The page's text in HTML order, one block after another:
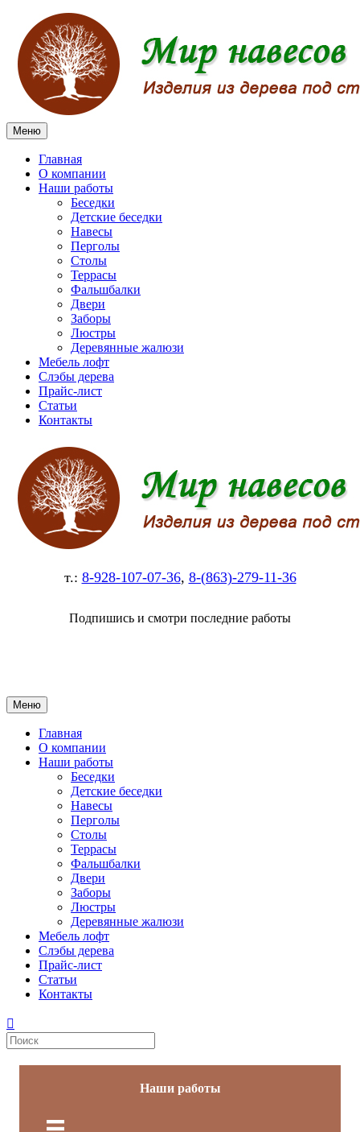
Меню
Главная
О компании
Наши работы
Беседки
Детские беседки
Навесы
Перголы
Столы
Террасы
Фальшбалки
Двери
Заборы
Люстры
Деревянные жалюзи
Мебель лофт
Слэбы дерева
Прайс-лист
Статьи
Контакты
т.: 8-928-107-07-36, 8-(863)-279-11-36
Подпишись и смотри последние работы
Меню
Главная
О компании
Наши работы
Беседки
Детские беседки
Навесы
Перголы
Столы
Террасы
Фальшбалки
Двери
Заборы
Люстры
Деревянные жалюзи
Мебель лофт
Слэбы дерева
Прайс-лист
Статьи
Контакты
Наши работы